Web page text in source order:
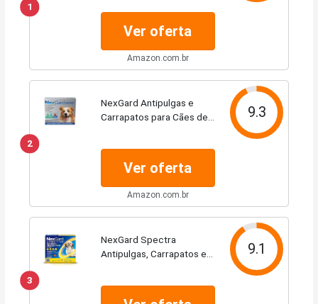
1
Ver oferta
Amazon.com.br
2
NexGard Antipulgas e
Carrapatos para Cães de
9.3
Ver oferta
Amazon.com.br
3
NexGard Spectra
Antipulgas, Carrapatos e
9.1